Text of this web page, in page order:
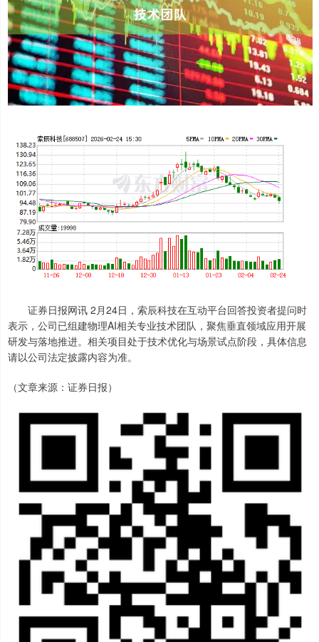
证券日报网讯 2月24日，索辰科技在互动平台回答投资者提问时
表示，公司已组建物理AI相关专业技术团队，聚焦垂直领域应用开展
研发与落地推进。相关项目处于技术优化与场景试点阶段，具体信息
请以公司法定披露内容为准。
（文章来源：证券日报）